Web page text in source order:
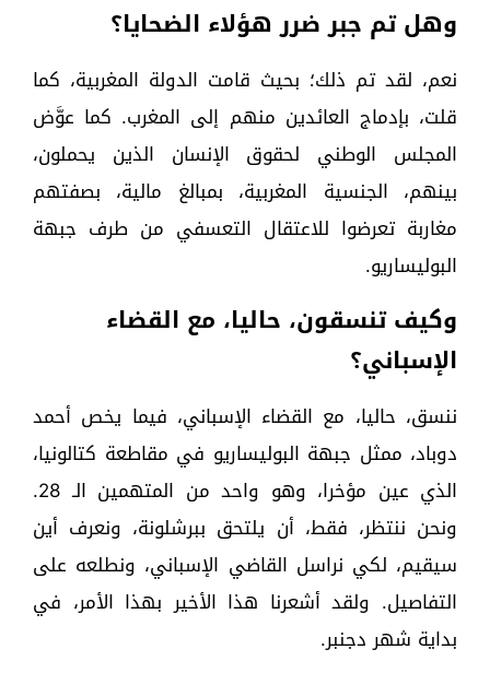
وهل تم جبر ضرر هؤلاء الضحايا؟
نعم، لقد تم ذلك؛ بحيث قامت الدولة المغربية، كما
قلت، بإدماج العائدين منهم إلى المغرب. كما عوَّض
المجلس الوطني لحقوق الإنسان الذين يحملون،
بينهم، الجنسية المغربية، بمبالغ مالية، بصفتهم
مغاربة تعرضوا للاعتقال التعسفي من طرف جبهة
البوليساريو.
وكيف تنسقون، حاليا، مع القضاء
الإسباني؟
ننسق، حاليا، مع القضاء الإسباني، فيما يخص أحمد
دوباد، ممثل جبهة البوليساريو في مقاطعة كتالونيا،
الذي عين مؤخرا، وهو واحد من المتهمين الـ 28.
ونحن ننتظر، فقط، أن يلتحق ببرشلونة، ونعرف أين
سيقيم، لكي نراسل القاضي الإسباني، ونطلعه على
التفاصيل. ولقد أشعرنا هذا الأخير بهذا الأمر، في
بداية شهر دجنبر.